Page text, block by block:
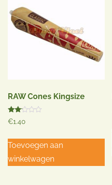
RAW Cones Kingsize
Gewaardeerd
2.00
€1.40
Toevoegen aan
winkelwagen